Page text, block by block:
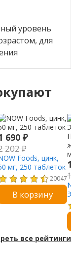
уровень
для
690 ₽
202₽
Foods, цинк,
мг, 250 таблеток
20047
В корзину
1
1
все рейтинги